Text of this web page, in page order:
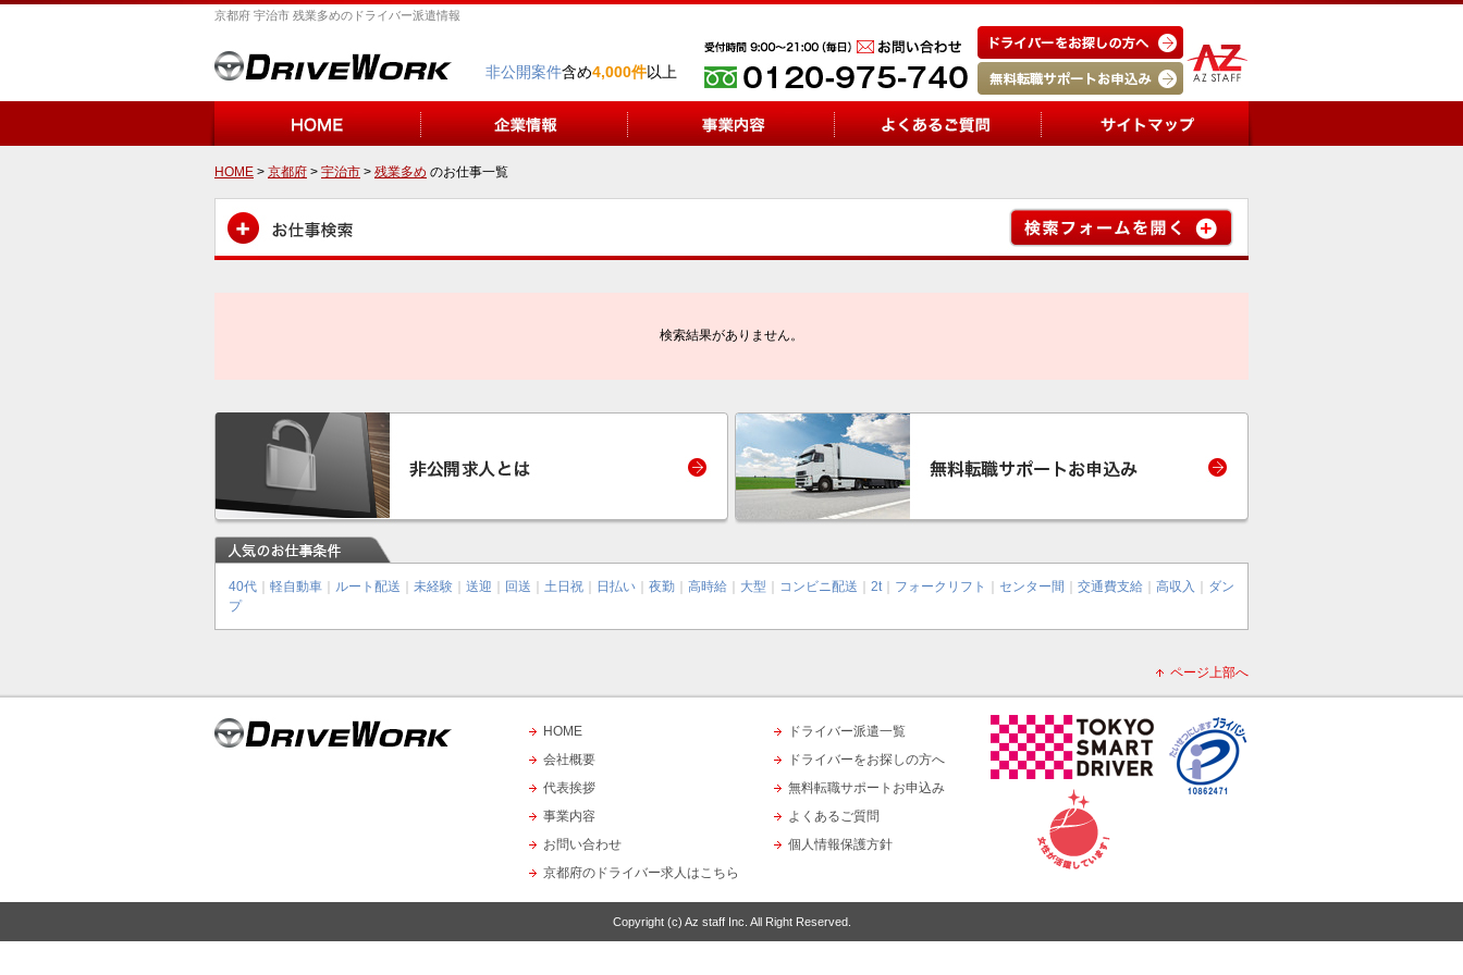
京都府 宇治市 残業多めのドライバー派遣情報
非公開案件含め4,000件以上
HOME > 京都府 > 宇治市 > 残業多め のお仕事一覧
検索結果がありません。
40代 軽自動車 ルート配送 未経験 送迎 回送 土日祝 日払い 夜勤 高時給 大型 コンビニ配送 2t｜ フォークリフト センター間 交通費支給 高収入
ダン
プ
ページ上部へ
HOME
会社概要
代表挨拶
事業内容
お問い合わせ
京都府のドライバー求人はこちら
ドライバー派遣一覧
ドライバーをお探しの方へ
無料転職サポートお申込み
よくあるご質問
個人情報保護方針
Copyright (c) Az staff Inc. All Right Reserved.